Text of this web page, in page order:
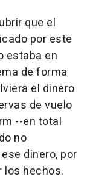
que el
por este
estaba en
de forma
el dinero
de vuelo
--en total
no
dinero, por
los hechos.